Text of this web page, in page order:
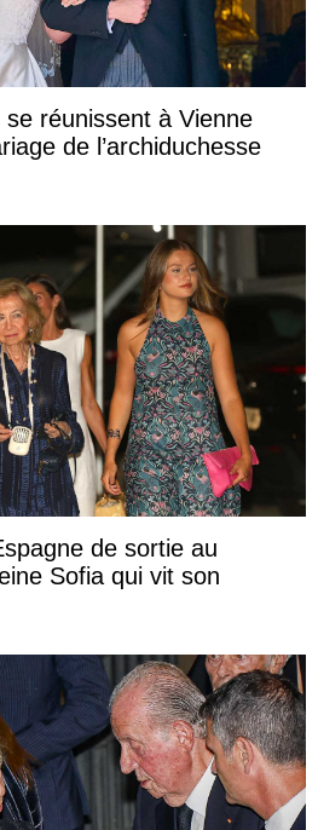
réunissent à Vienne
de l’archiduchesse
de sortie au
Sofia qui vit son